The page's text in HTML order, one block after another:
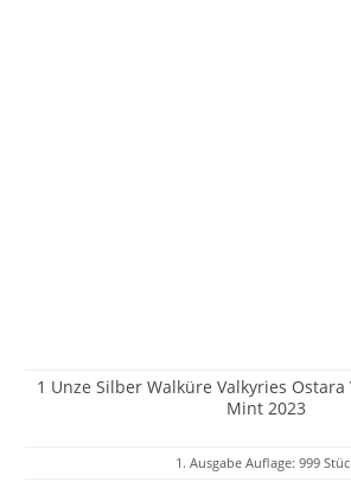
1 Unze Silber Walküre Valkyries
Mint 2023
1. Ausgabe Auflage: 999